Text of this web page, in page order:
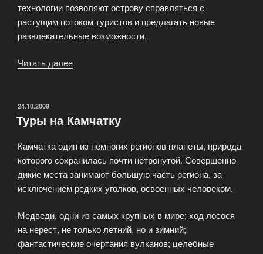
технологии позволяют острову справляться с
растущим потоком туристов и предлагать новые
развлекательные возможности.
Читать далее
перемен».»
ОПУБЛИКОВАНО
24.10.2009
Туры на Камчатку
Камчатка один из немногих регионов планеты, природа
которого сохранилась почти нетронутой. Совершенно
дикие места занимают большую часть региона, за
исключением редких уголков, освоенных человеком.
Медведи, одни из самых крупных в мире; ход лосося
на нерест, не только летний, но и зимний;
фантастические очертания вулканов; целебные